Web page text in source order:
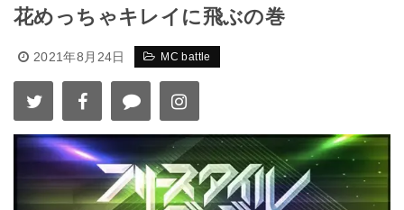
花めっちゃキレイに飛ぶの巻
2021年8月24日 MC battle